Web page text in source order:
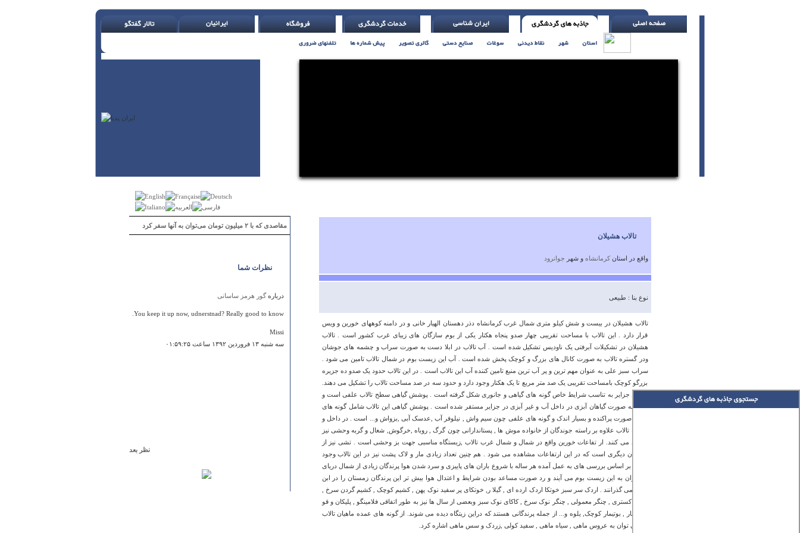
مقاصدی که با ۲ میلیون تومان می‌توان به آنها سفر کرد
نظرات شما
دربارهگور هرمز ساسانی
You keep it up now, udnerstnad? Really good to know.
Missi
سه شنبه ۱۳ فروردين ۱۳۹۲ ساعت ۰۱:۵۹:۲۵
تاریخ ساخت وتاریخچه بازارثبت نشده است.توضیحات فضای
نظر بعد
تالاب هشیلان
واقع در استانكرمانشاه و شهر جوانرود
نوع بنا : طبیعی
تالاب هشیلان در بیست و شش کیلو متری شمال غرب کرمانشاه دذر دهستان الهیار خانی و در دامنه کوههای خورین و ویس
قرار دارد . این تالاب با مساحت تقریبی چهار صدو پنجاه هکتار یکی از بوم سازگان های زیبای غرب کشور است . تالاب
هشیلان در تشکیلات آبرفتی یک ناودیس تشکیل شده است . آب تالاب در ابلا دست به صورت سراب و چشمه های جوشان
ودر گستره تالاب به صورت کانال های بزرگ و کوچک پخش شده است . آب این زیست بوم در شمال تالاب تامین می شود .
سراب سبز علی به عنوان مهم ترین و پر آب ترین منبع تامین کننده آب این تالاب است . در این تالاب حدود یک صدو ده جزیره
بزرگو کوچک بامساحت تقریبی یک صد متر مربع تا یک هکتار وجود دارد و حدود سه در صد مساحت تالاب را تشکیل می دهند.
در این جزایر به تناسب شرایط خاص گونه های گیاهی و جانوری شکل گرفته است . پوشش گیاهی سطح تالاب علفی است و
بعضا به صورت گیاهان آبزی در داخل آب و غیر آبزی در جزایر مستقر شده است . پوشش گیاهی این تالاب شامل گونه های
بید به صورت پراکنده و بسیار اندک و گونه های علفی چون سیم واش , نیلوفر آب ,عدسک آبی ,بزواش و... است . در داخل و
حاشیه تالاب علاوه بر راسته جوندگان از خانواده موش ها , پستاندارانی چون گرگ , روباه ,خرگوش, شغال و گربه وحشی نیز
زندگی می کنند. ار تفاعات خورین واقع در شمال و شمال غرب تالاب ,زیستگاه مناسبی جهت بز وحشی است . تشی نیز از
جانوران دیگری است که در این ارتفاعات مشاهده می شود . هم چنین تعداد زیادی مار و لاک پشت نیز در این تالاب وجود
دارند. بر اساس بررسی های به عمل آمده هر ساله با شروع باران های پاییزی و سرد شدن هوا پرندگان زیادی از شمال دریای
مازندران به این زیست بوم می آیند و رد صورت مساعد بودن شرایط و اعتدال هوا بیش تر این پرندگان زمستان را در ابن
تالاب می گذرانند . اردک سر سبز خوتکا اردک ارده ای , گیلا ر, خوتکای پر سفید نوک پهن , کشیم کوچک , کشیم گردن سرخ ,
غاز خاکستری , چنگر معمولی , چنگر نوک سرخ , کاکای نوک سبز وبعضی از سال ها نیز به طور اتفاقی فلامینگو , پلیکان و قو
, بوتیمار , بوتیمار کوچک, یلوه و... از جمله پرندگانی هستند که دراین زیتگاه دیده می شوند. از گونه های عمده ماهیان تالاب
نیز می توان به عروس ماهی , سیاه ماهی , سفید کولی ,زردک و سس ماهی اشاره کرد.